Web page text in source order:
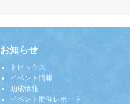
お知らせ
トピックス
イベント情報
助成情報
イベント開催レポート